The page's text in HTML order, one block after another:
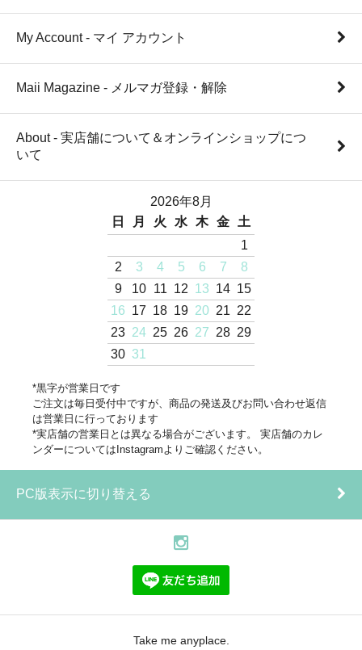
My Account - マイ アカウント
Maii Magazine - メルマガ登録・解除
About - 実店舗について＆オンラインショップにつ
いて
2026年8月
日
月 火 水 木 金
土
1
2
3 4 5 6 7
8
9
10 11 12 13 14 15
16 17 18 19 20 21 22
23 24 25 26 27 28 29
30 31
*黒字が営業日です
ご注文は毎日受付中ですが、商品の発送及びお問い合わせ返信
は営業日に行っております
*実店舗の営業日とは異なる場合がございます。 実店舗のカレ
ンダーについてはInstagramよりご確認ください。
PC版表示に切り替える
Take me anyplace.